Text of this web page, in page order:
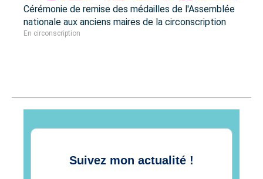
Cérémonie de remise des médailles de l'Assemblée
nationale aux anciens maires de la circonscription
En circonscription
Suivez mon actualité !